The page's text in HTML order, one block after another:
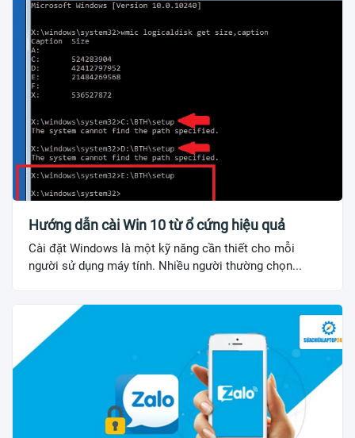
Hướng dẫn cài Win 10 từ ổ cứng hiệu quả
Cài đặt Windows là một kỹ năng cần thiết cho mỗi
người sử dụng máy tính. Nhiều người thường chọn...